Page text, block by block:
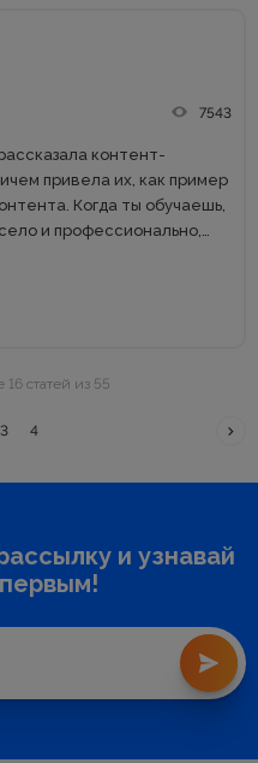
7543
контент-
привела их, как пример
Когда ты обучаешь,
и профессионально,
статей из 55
3 4
и узнавай